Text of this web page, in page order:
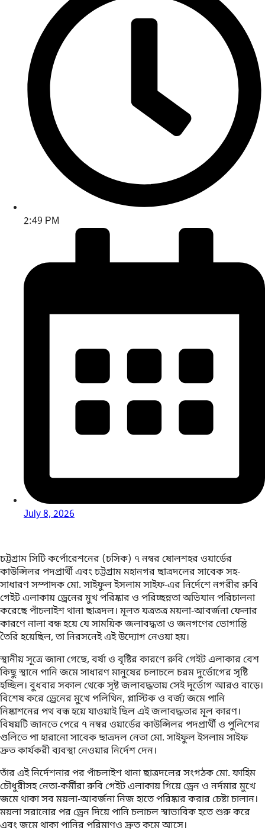
2:49 PM
July 8, 2026
চট্টগ্রাম সিটি কর্পোরেশনের (চসিক) ৭ নম্বর ষোলশহর ওয়ার্ডের
কাউন্সিলর পদপ্রার্থী এবং চট্টগ্রাম মহানগর ছাত্রদলের সাবেক সহ-
সাধারণ সম্পাদক মো. সাইফুল ইসলাম সাইফ-এর নির্দেশে নগরীর রুবি
গেইট এলাকায় ড্রেনের মুখ পরিষ্কার ও পরিচ্ছন্নতা অভিযান পরিচালনা
করেছে পাঁচলাইশ থানা ছাত্রদল। মূলত যত্রতত্র ময়লা-আবর্জনা ফেলার
কারণে নালা বন্ধ হয়ে যে সাময়িক জলাবদ্ধতা ও জনগণের ভোগান্তি
তৈরি হয়েছিল, তা নিরসনেই এই উদ্যোগ নেওয়া হয়।
স্থানীয় সূত্রে জানা গেছে, বর্ষা ও বৃষ্টির কারণে রুবি গেইট এলাকার বেশ
কিছু স্থানে পানি জমে সাধারণ মানুষের চলাচলে চরম দুর্ভোগের সৃষ্টি
হচ্ছিল। বুধবার সকাল থেকে সৃষ্ট জলাবদ্ধতায় সেই দূর্ভোগ আরও বাড়ে।
বিশেষ করে ড্রেনের মুখে পলিথিন, প্লাস্টিক ও বর্জ্য জমে পানি
নিষ্কাশনের পথ বন্ধ হয়ে যাওয়াই ছিল এই জলাবদ্ধতার মূল কারণ।
বিষয়টি জানতে পেরে ৭ নম্বর ওয়ার্ডের কাউন্সিলর পদপ্রার্থী ও পুলিশের
গুলিতে পা হারানো সাবেক ছাত্রদল নেতা মো. সাইফুল ইসলাম সাইফ
দ্রুত কার্যকরী ব্যবস্থা নেওয়ার নির্দেশ দেন।
তাঁর এই নির্দেশনার পর পাঁচলাইশ থানা ছাত্রদলের সংগঠক মো. ফাহিম
চৌধুরীসহ নেতা-কর্মীরা রুবি গেইট এলাকায় গিয়ে ড্রেন ও নর্দমার মুখে
জমে থাকা সব ময়লা-আবর্জনা নিজ হাতে পরিষ্কার করার চেষ্টা চালান।
ময়লা সরানোর পর ড্রেন দিয়ে পানি চলাচল স্বাভাবিক হতে শুরু করে
এবং জমে থাকা পানির পরিমাণও দ্রুত কমে আসে।